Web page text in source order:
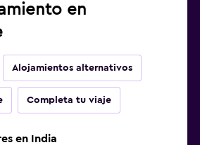
en
Alojamientos alternativos
Completa tu viaje
en India